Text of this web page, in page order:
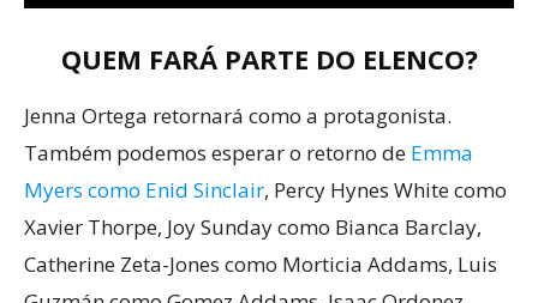
QUEM FARÁ PARTE DO ELENCO?
Jenna Ortega retornará como a protagonista.
Também podemos esperar o retorno de Emma
Myers como Enid Sinclair, Percy Hynes White como
Xavier Thorpe, Joy Sunday como Bianca Barclay,
Catherine Zeta-Jones como Morticia Addams, Luis